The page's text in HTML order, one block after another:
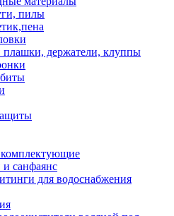
пилы
держатели, клуппы
санфаянс
для водоснабжения